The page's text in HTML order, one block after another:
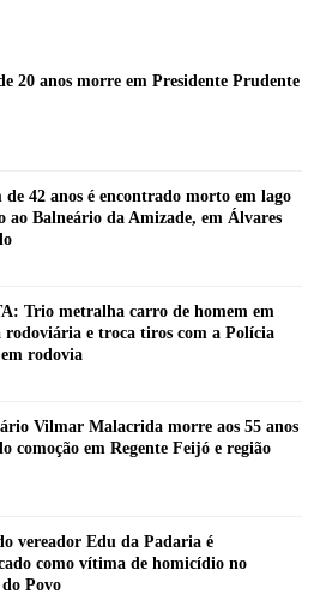
20 anos morre em Presidente Prudente
de 42 anos é encontrado morto em lago
ao Balneário da Amizade, em Álvares
Trio metralha carro de homem em
rodoviária e troca tiros com a Polícia
rodovia
Vilmar Malacrida morre aos 55 anos
comoção em Regente Feijó e região
vereador Edu da Padaria é
como vítima de homicídio no
Povo